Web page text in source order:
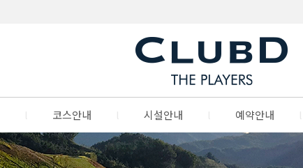
코스안내 시설안내 예약안내